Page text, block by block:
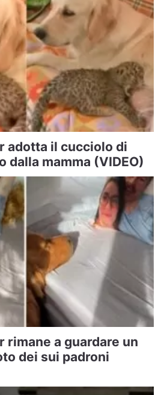
adotta il cucciolo di
dalla mamma (VIDEO)
rimane a guardare un
dei sui padroni